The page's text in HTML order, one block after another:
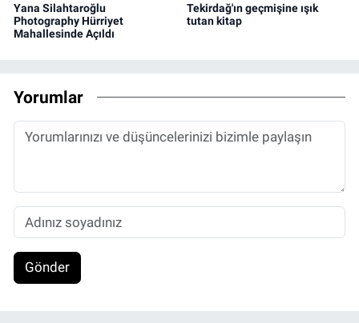
Yana Silahtaroğlu
Photography Hürriyet
Mahallesinde Açıldı
Tekirdağ'ın geçmişine ışık
tutan kitap
Yorumlar
Gönder